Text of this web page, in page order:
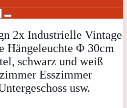
2x Industrielle Vintage
Hängeleuchte Φ 30cm
schwarz und weiß
Esszimmer
usw.